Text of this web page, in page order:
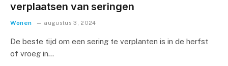
verplaatsen van seringen
Wonen augustus 3, 2024
De beste tijd om een sering te verplanten is in de herfst
of vroeg in…